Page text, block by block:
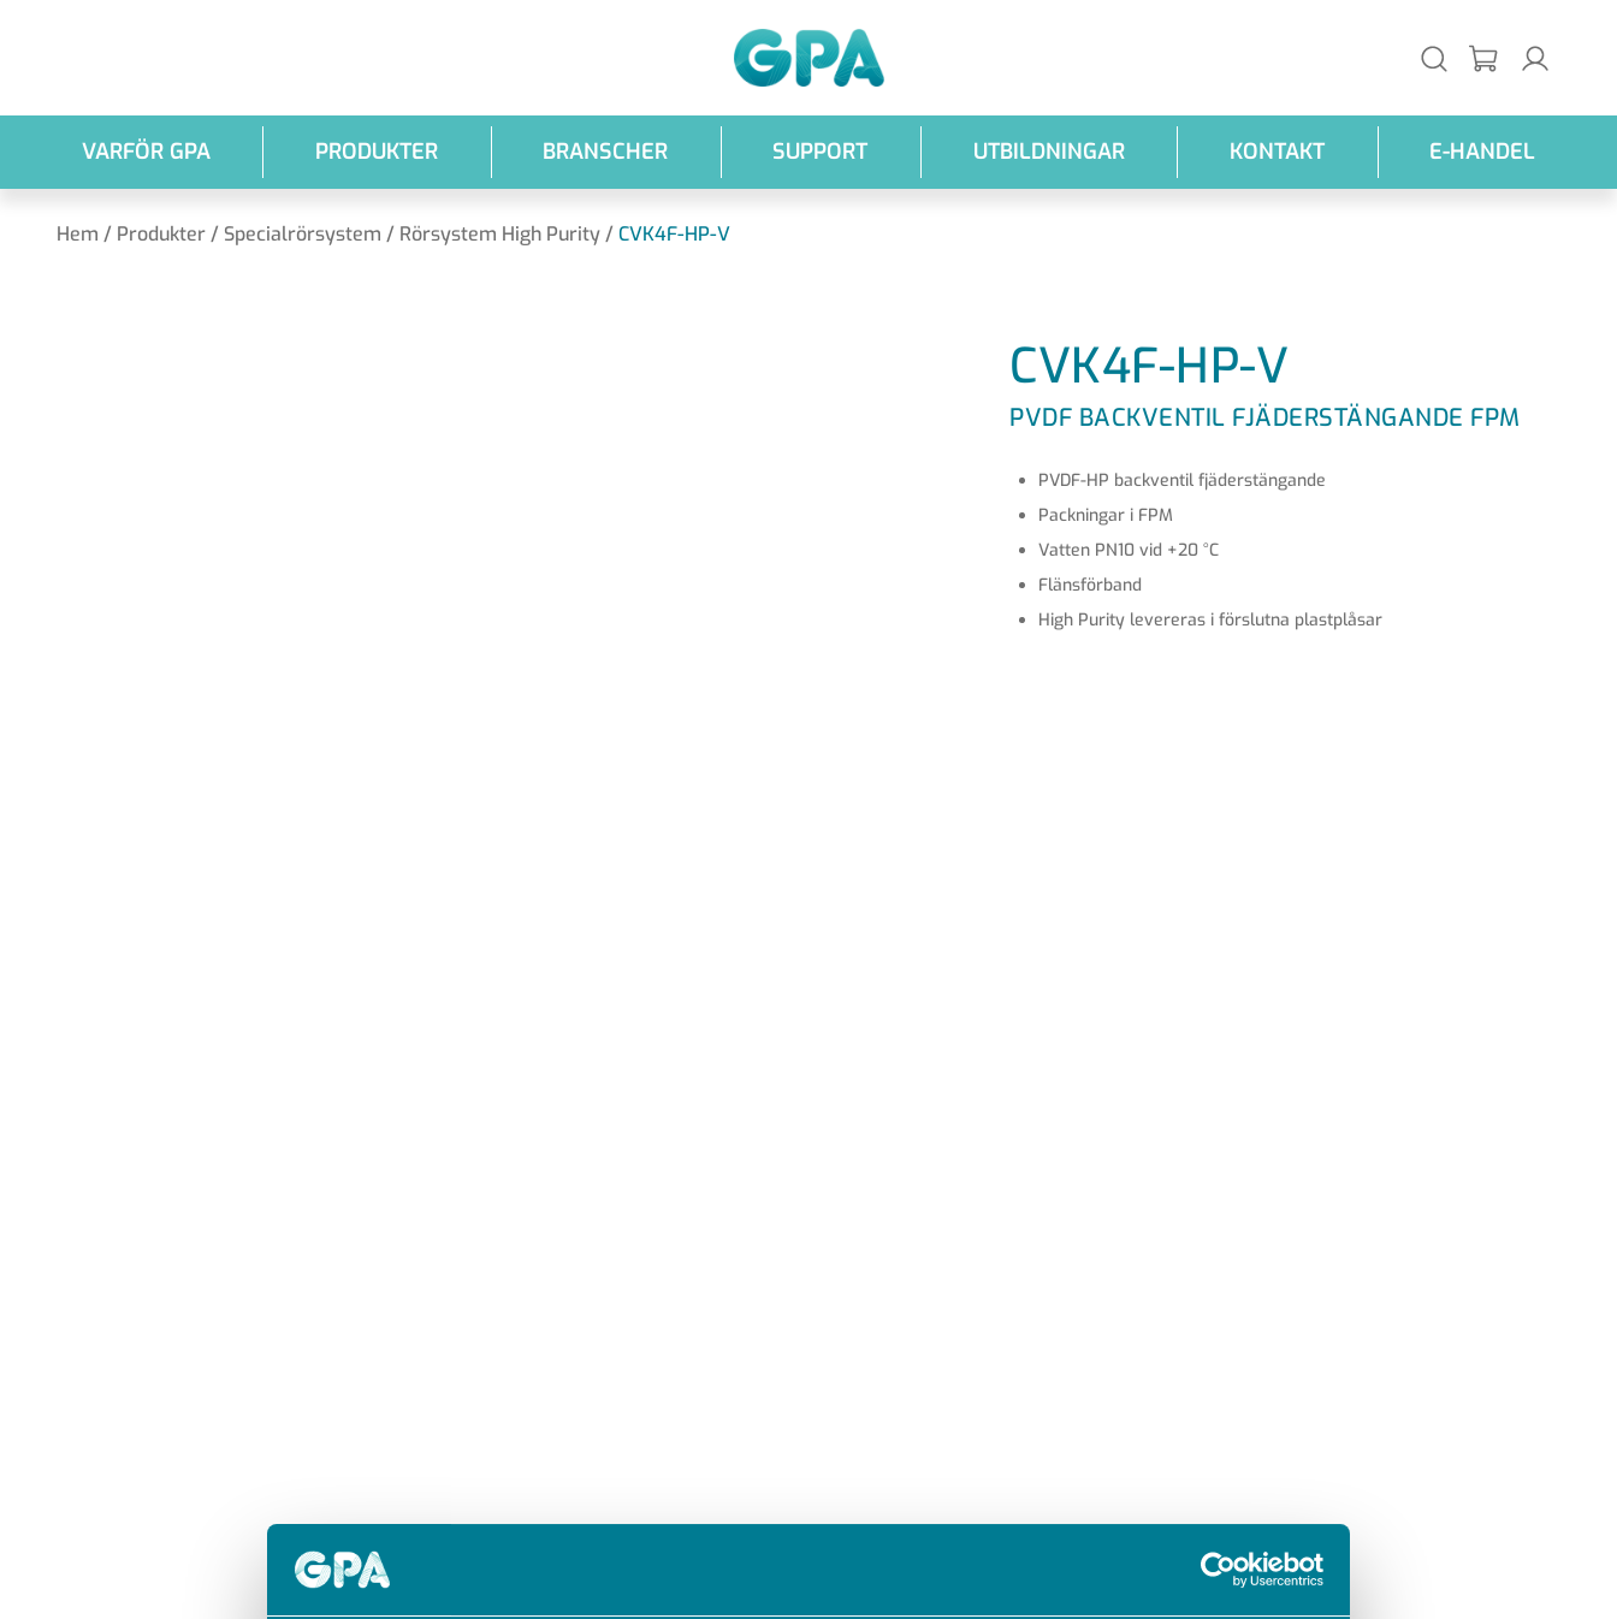
VARFÖR GPA PRODUKTER BRANSCHER SUPPORT UTBILDNINGAR KONTAKT E-HANDEL
Hem / Produkter / Specialrörsystem / Rörsystem High Purity / CVK4F-HP-V
CVK4F-HP-V
PVDF BACKVENTIL FJÄDERSTÄNGANDE FPM
PVDF-HP backventil fjäderstängande
Packningar i FPM
Vatten PN10 vid +20 °C
Flänsförband
High Purity levereras i förslutna plastplåsar